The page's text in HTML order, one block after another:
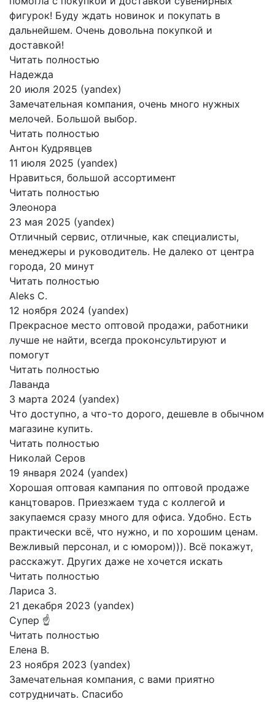
фигурок! Буду ждать новинок и покупать в
дальнейшем. Очень довольна покупкой и
доставкой!
Читать полностью
Надежда
20 июля 2025 (yandex)
Замечательная компания, очень много нужных
мелочей. Большой выбор.
Читать полностью
Антон Кудрявцев
11 июля 2025 (yandex)
Нравиться, большой ассортимент
Читать полностью
Элеонора
23 мая 2025 (yandex)
Отличный сервис, отличные, как специалисты,
менеджеры и руководитель. Не далеко от центра
города, 20 минут
Читать полностью
Aleks C.
12 ноября 2024 (yandex)
Прекрасное место оптовой продажи, работники
лучше не найти, всегда проконсультируют и
помогут
Читать полностью
Лаванда
3 марта 2024 (yandex)
Что доступно, а что-то дорого, дешевле в обычном
магазине купить.
Читать полностью
Николай Серов
19 января 2024 (yandex)
Хорошая оптовая кампания по оптовой продаже
канцтоваров. Приезжаем туда с коллегой и
закупаемся сразу много для офиса. Удобно. Есть
практически всё, что нужно, и по хорошим ценам.
Вежливый персонал, и с юмором))). Всё покажут,
расскажут. Других даже не хочется искать
Читать полностью
Лариса З.
21 декабря 2023 (yandex)
Супер ☝️
Читать полностью
Елена В.
23 ноября 2023 (yandex)
Замечательная компания, с вами приятно
сотрудничать. Спасибо